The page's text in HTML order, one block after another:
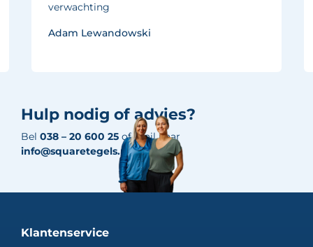
verwachting
Adam Lewandowski
Hulp nodig of advies?
Bel 038 – 20 600 25 of mail naar
info@squaretegels.nl
Klantenservice